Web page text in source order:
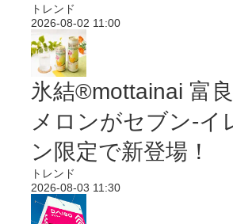
トレンド
2026-08-02 11:00
氷結®mottainai 富
メロンがセブン‐イ
ン限定で新登場！
トレンド
2026-08-03 11:30